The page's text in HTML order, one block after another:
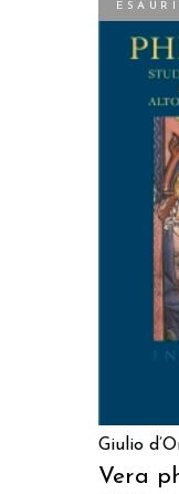
Giulio
Vera